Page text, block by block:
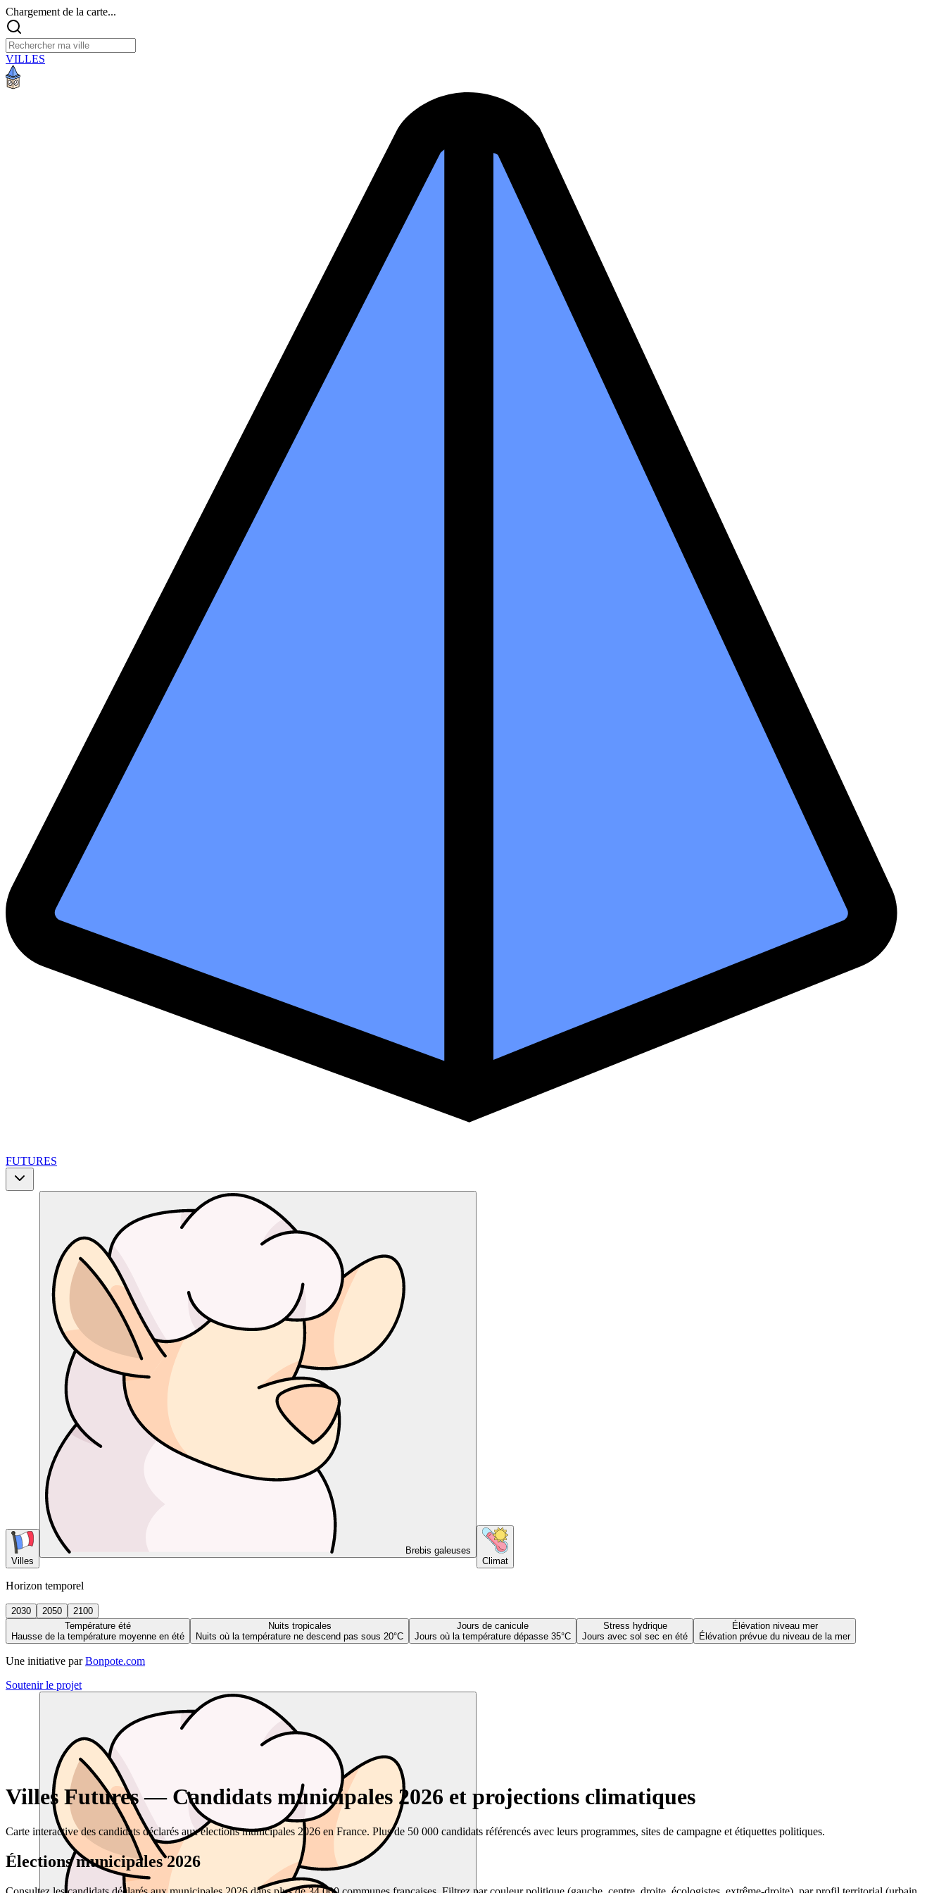
Chargement de la carte...
VILLES
FUTURES
Villes
Brebis galeuses
Climat
Horizon temporel
2030 2050
2100
Température été
Hausse de la température moyenne en été
Nuits tropicales
Nuits où la température ne descend pas sous 20°C
Jours de canicule
Jours où la température dépasse 35°C
Stress hydrique
Jours avec sol sec en été
Élévation niveau mer
Élévation prévue du niveau de la mer
Une initiative par Bonpote.com
Soutenir le projet
Villes Futures — Candidats municipales 2026 et projections climatiques
Carte interactive des candidats déclarés aux élections municipales 2026 en France. Plus de 50 000 candidats référencés avec leurs programmes, sites de campagne et étiquettes politiques.
Élections municipales 2026